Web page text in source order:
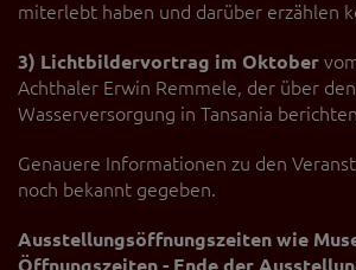
miterlebt haben und darüber erzählen
3) Lichtbildervortrag im Oktober
Achthaler Erwin Remmele, der über
Wasserversorgung in Tansania
Genauere Informationen zu den
noch bekannt gegeben.
Ausstellungsöffnungszeiten wie